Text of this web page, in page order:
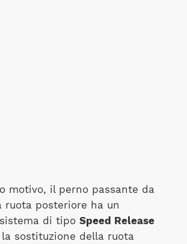
motivo, il perno passante da
ruota posteriore ha un
di tipo Speed Release
sostituzione della ruota